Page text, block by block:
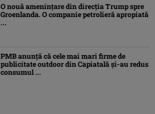
O nouă amenințare din direcția Trump spre
Groenlanda. O companie petrolieră apropiată
...
PMB anunță că cele mai mari firme de
publicitate outdoor din Capiatală și-au redus
consumul ...